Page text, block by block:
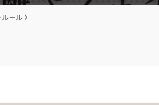
ルール